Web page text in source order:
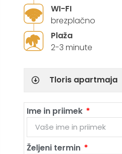
WI-FI
brezplačno
Plaža
2-3 minute
Tloris apartmaja
Ime in priimek
Željeni termin